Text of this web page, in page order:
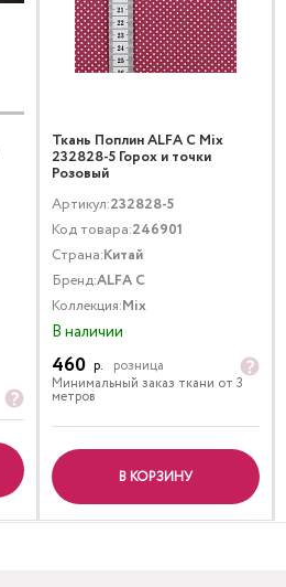
Ткань Поплин ALFA C Mix
232828-5 Горох и точки
Розовый
Артикул:232828-5
Код товара:246901
Страна:Китай
Бренд:ALFA C
Коллекция:Mix
В наличии
460 р.
розница
Минимальный заказ ткани от 3
метров
В КОРЗИНУ